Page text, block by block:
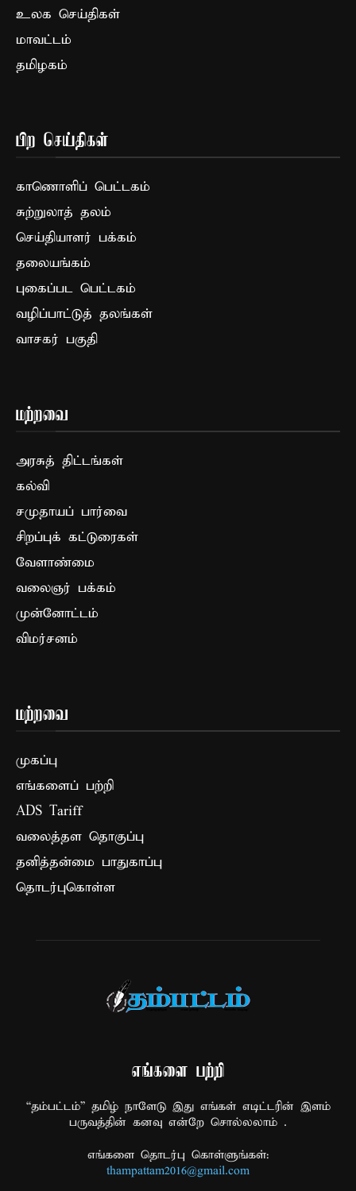
உலக செய்திகள்
மாவட்டம்
தமிழகம்
பிற செய்திகள்
காணொளிப் பெட்டகம்
சுற்றுலாத் தலம்
செய்தியாளர் பக்கம்
தலையங்கம்
புகைப்பட பெட்டகம்
வழிப்பாட்டுத் தலங்கள்
வாசகர் பகுதி
மற்றவை
அரசுத் திட்டங்கள்
கல்வி
சமுதாயப் பார்வை
சிறப்புக் கட்டுரைகள்
வேளாண்மை
வலைஞர் பக்கம்
முன்னோட்டம்
விமர்சனம்
மற்றவை
முகப்பு
எங்களைப் பற்றி
ADS Tariff
வலைத்தள தொகுப்பு
தனித்தன்மை பாதுகாப்பு
தொடர்புகொள்ள
எங்களை பற்றி
“தம்பட்டம்” தமிழ் நாளேடு இது எங்கள் எடிட்டரின் இளம்
பருவத்தின் கனவு என்றே சொல்லலாம் .
எங்களை தொடர்பு கொள்ளுங்கள்:
thampattam2016@gmail.com